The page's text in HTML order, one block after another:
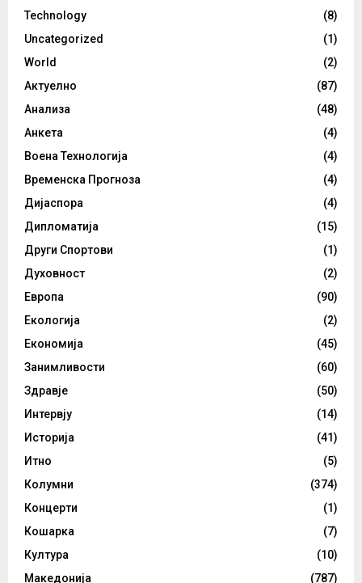
Technology
(8)
Uncategorized
(1)
World
(2)
Актуелно
(87)
Анализа
(48)
Анкета
(4)
Воена Технологија
(4)
Временска Прогноза
(4)
Дијаспора
(4)
Дипломатија
(15)
Други Спортови
(1)
Духовност
(2)
Европа
(90)
Екологија
(2)
Економија
(45)
Занимливости
(60)
Здравје
(50)
Интервју
(14)
Историја
(41)
Итно
(5)
Колумни
(374)
Концерти
(1)
Кошарка
(7)
Култура
(10)
Македонија
(787)